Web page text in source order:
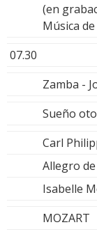
(en
Música
07.30
Zamba -
Sueño
Carl
Allegro
Isabelle
MOZART